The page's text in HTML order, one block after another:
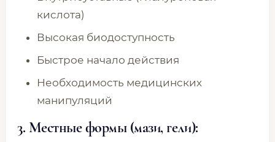
кислота)
Высокая биодоступность
Быстрое начало действия
Необходимость медицинских
манипуляций
3. Местные формы (мази, гели):